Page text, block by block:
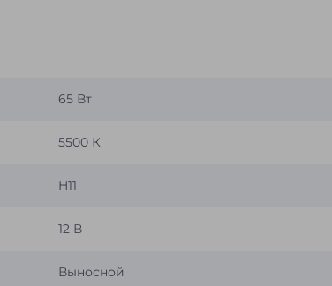
65 Вт
5500 К
H11
12 В
Выносной